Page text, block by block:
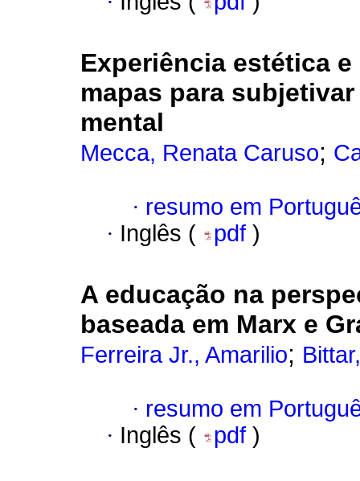
Experiência estética
mapas para
mental
Mecca, Renata Caruso;
· resumo em
· Inglês ( pdf )
A educação na
baseada em Marx e
Ferreira Jr., Amarilio;
· resumo em
· Inglês ( pdf )